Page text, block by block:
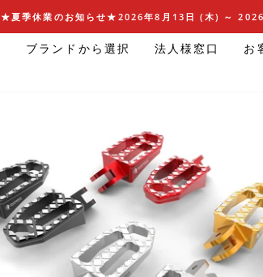
★夏季休業のお知らせ★2026年8月13日 (木) ～
ブランドから選択 法人様窓口 お